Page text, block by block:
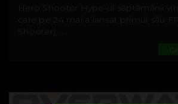
Hero Shooter Hype-ul săptămânii
care pe 24 mai a lansat primul său
Shooter),...